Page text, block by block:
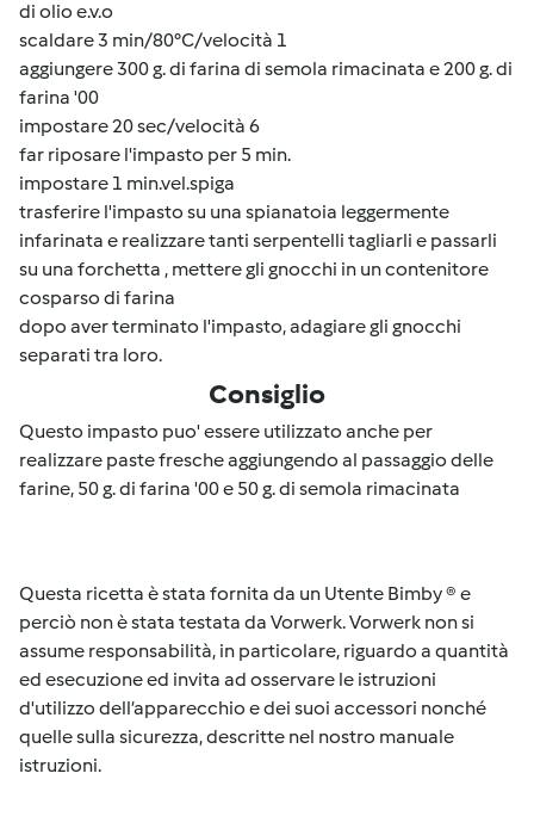
di olio e.v.o
scaldare 3 min/80°C/velocità 1
aggiungere 300 g. di farina di semola rimacinata e 200 g. di
farina '00
impostare 20 sec/velocità 6
far riposare l'impasto per 5 min.
impostare 1 min.vel.spiga
trasferire l'impasto su una spianatoia leggermente
infarinata e realizzare tanti serpentelli tagliarli e passarli
su una forchetta , mettere gli gnocchi in un contenitore
cosparso di farina
dopo aver terminato l'impasto, adagiare gli gnocchi
separati tra loro.
Consiglio
Questo impasto puo' essere utilizzato anche per
realizzare paste fresche aggiungendo al passaggio delle
farine, 50 g. di farina '00 e 50 g. di semola rimacinata
Questa ricetta è stata fornita da un Utente Bimby ® e
perciò non è stata testata da Vorwerk. Vorwerk non si
assume responsabilità, in particolare, riguardo a quantità
ed esecuzione ed invita ad osservare le istruzioni
d'utilizzo dell’apparecchio e dei suoi accessori nonché
quelle sulla sicurezza, descritte nel nostro manuale
istruzioni.